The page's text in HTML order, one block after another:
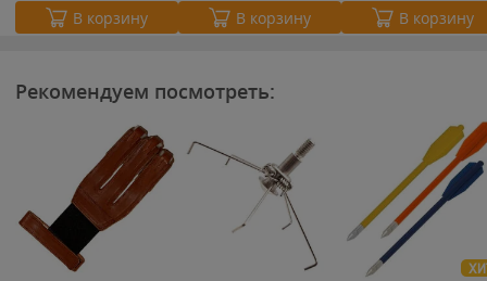
В корзину В корзину В корзину
Рекомендуем посмотреть: